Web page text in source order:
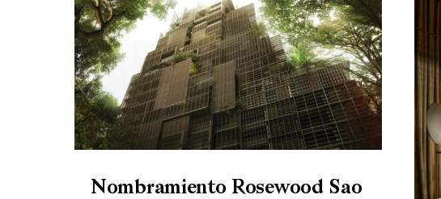
Nombramiento Rosewood Sao